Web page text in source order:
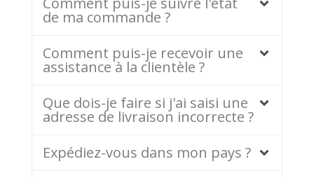
de ma commande ?
Comment puis-je recevoir une
assistance à la clientèle ?
Que dois-je faire si j'ai saisi une
adresse de livraison incorrecte ?
Expédiez-vous dans mon pays ?